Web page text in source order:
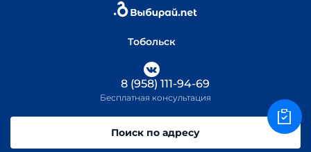
Тобольск
8 (958) 111-94-69
Бесплатная консультация
Поиск по адресу